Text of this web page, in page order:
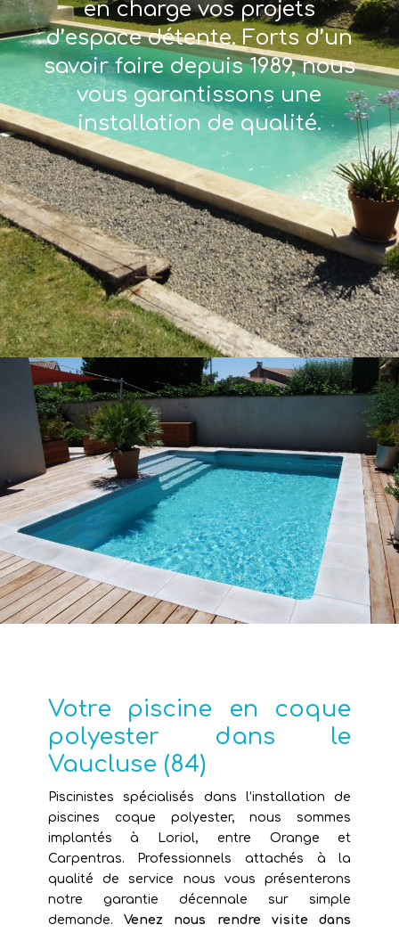
en charge vos projets
d’espace détente. Forts d’un
savoir faire depuis 1989, nous
vous garantissons une
installation de qualité.
Votre piscine en coque
polyester dans le
Vaucluse (84)
Piscinistes spécialisés dans l’installation de
piscines coque polyester, nous sommes
implantés à Loriol, entre Orange et
Carpentras. Professionnels attachés à la
qualité de service nous vous présenterons
notre garantie décennale sur simple
demande.Venez nous rendre visite dans